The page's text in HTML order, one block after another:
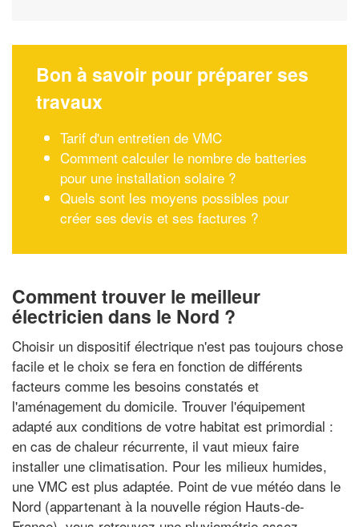
Bon à savoir pour préparer ses
travaux
Tarif d'un entretien de VMC
Comment calculer le nombre de batteries
pour une installation solaire ?
Quels sont les moyens possibles pour
créer ses devis et ses factures ?
Comment trouver le meilleur
électricien dans le Nord ?
Choisir un dispositif électrique n'est pas toujours chose
facile et le choix se fera en fonction de différents
facteurs comme les besoins constatés et
l'aménagement du domicile. Trouver l'équipement
adapté aux conditions de votre habitat est primordial :
en cas de chaleur récurrente, il vaut mieux faire
installer une climatisation. Pour les milieux humides,
une VMC est plus adaptée. Point de vue météo dans le
Nord (appartenant à la nouvelle région Hauts-de-